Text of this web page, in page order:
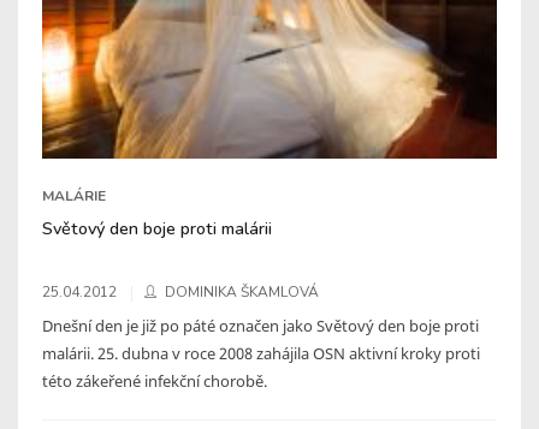
MALÁRIE
Světový den boje proti malárii
25.04.2012 DOMINIKA ŠKAMLOVÁ
Dnešní den je již po páté označen jako Světový den boje proti
malárii. 25. dubna v roce 2008 zahájila OSN aktivní kroky proti
této zákeřené infekční chorobě.